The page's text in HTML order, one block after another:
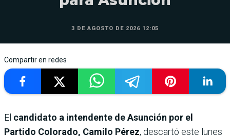
3 DE AGOSTO DE 2026 12:05
Compartir en redes
El candidato a intendente de Asunción por el
Partido Colorado, Camilo Pérez, descartó este lunes